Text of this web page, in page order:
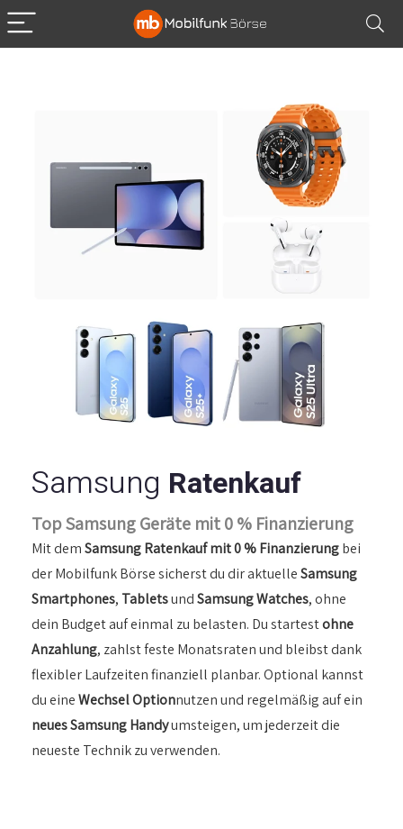
Samsung Ratenkauf
Top Samsung Geräte mit 0 % Finanzierung
Mit demSamsung Ratenkauf mit 0 % Finanzierungbei
der Mobilfunk Börse sicherst du dir aktuelleSamsung
Smartphones, TabletsundSamsung Watches, ohne
dein Budget auf einmal zu belasten. Du startestohne
Anzahlung, zahlst feste Monatsraten und bleibst dank
flexibler Laufzeiten finanziell planbar. Optional kannst
du eineWechsel Optionnutzen und regelmäßig auf ein
neues Samsung Handyumsteigen, um jederzeit die
neueste Technik zu verwenden.